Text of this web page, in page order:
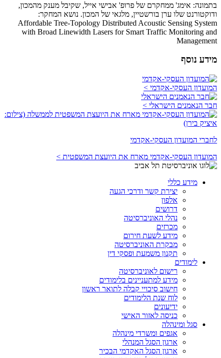
בתמונה: אימג' ממחקרם של פרופ' אבישי אייל, שקיבל מענק מהמכון,
ודוקטורנט שלו ערן בורשטיין, מלגאי של המכון. נושא המחקר:
Affordable Tree-Topology Distributed Acoustic Sensing System
with Broad Linewidth Lasers for Smart Traffic Monitoring and
Management
מידע נוסף
המועדון העסקי-אקדמי >
חבר הנאמנים הישראלי >
לחברי המועדון העסקי-אקדמי
המועדון העסקי-אקדמי מארח את היועצת המשפטית >
מידע כללי
יצירת קשר ודרכי הגעה
אלפון
דרושים
נהלי האוניברסיטה
מכרזים
מידע לשעת חירום
מבקרת האוניברסיטה
תקנון משמעת ופסקי דין
לימודים
רישום לאוניברסיטה
מידע למתעניינים בלימודים
חישוב סיכויי קבלה לתואר ראשון
לוח שנת הלימודים
ידיעונים
כניסה לאזור האישי
סגל ומינהלה
אגפים ומשרדי מינהלה
ארגון הסגל המנהלי
ארגון הסגל האקדמי הבכיר